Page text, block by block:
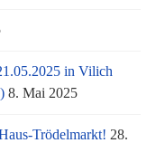
in Vilich
8. Mai 2025
Trödelmarkt! 28.